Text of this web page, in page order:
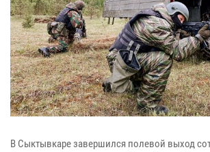
В Сыктывкаре завершился полевой выход